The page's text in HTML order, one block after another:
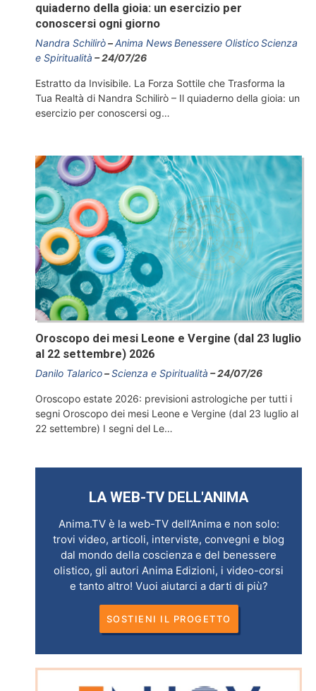
quiaderno della gioia: un esercizio per
conoscersi ogni giorno
Nandra Schilirò Anima NewsBenessere OlisticoScienza
e Spiritualità
24/07/26
Estratto da Invisibile. La Forza Sottile che Trasforma la
Tua Realtà di Nandra Schilirò – Il quiaderno della gioia: un
esercizio per conoscersi og…
Oroscopo dei mesi Leone e Vergine (dal 23 luglio
al 22 settembre) 2026
Danilo Talarico Scienza e Spiritualità 24/07/26
Oroscopo estate 2026: previsioni astrologiche per tutti i
segni Oroscopo dei mesi Leone e Vergine (dal 23 luglio al
22 settembre) I segni del Le…
LA WEB-TV DELL'ANIMA
Anima.TV è la web-TV dell’Anima e non solo:
trovi video, articoli, interviste, convegni e blog
dal mondo della coscienza e del benessere
olistico, gli autori Anima Edizioni, i video-corsi
e tanto altro! Vuoi aiutarci a darti di più?
SOSTIENI IL PROGETTO